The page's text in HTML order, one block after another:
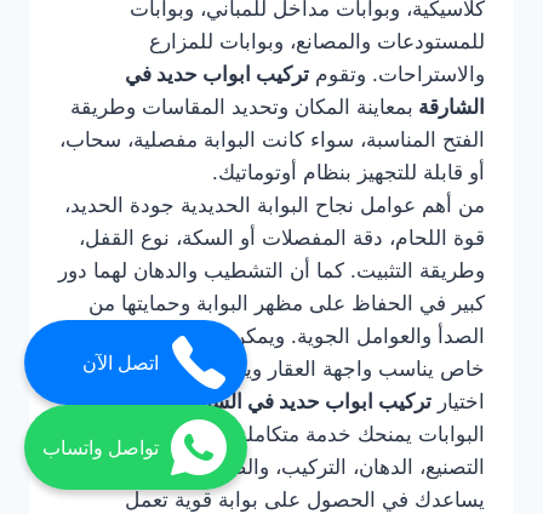
كلاسيكية، وبوابات مداخل للمباني، وبوابات
للمستودعات والمصانع، وبوابات للمزارع
والاستراحات. وتقوم تركيب ابواب حديد في
الشارقة بمعاينة المكان وتحديد المقاسات وطريقة
الفتح المناسبة، سواء كانت البوابة مفصلية، سحاب،
أو قابلة للتجهيز بنظام أوتوماتيك.
من أهم عوامل نجاح البوابة الحديدية جودة الحديد،
قوة اللحام، دقة المفصلات أو السكة، نوع القفل،
وطريقة التثبيت. كما أن التشطيب والدهان لهما دور
كبير في الحفاظ على مظهر البوابة وحمايتها من
الصدأ والعوامل الجوية. ويمكن تنفيذ البوابة بتصميم
خاص يناسب واجهة العقار ويعكس ذوق المالك.
اختيار تركيب ابواب حديد في الشارقةلتركيب
البوابات يمنحك خدمة متكاملة تشمل التصميم،
التصنيع، الدهان، التركيب، والصيانة عند الحاجة. كما
يساعدك في الحصول على بوابة قوية تعمل
اتصل الآن
تواصل واتساب